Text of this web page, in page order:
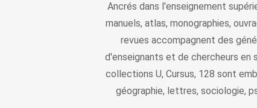
Ancrés dans l'enseignement
manuels, atlas, monographies,
revues accompagnent des
d'enseignants et de chercheurs en
collections U, Cursus, 128 sont
géographie, lettres, sociologie,